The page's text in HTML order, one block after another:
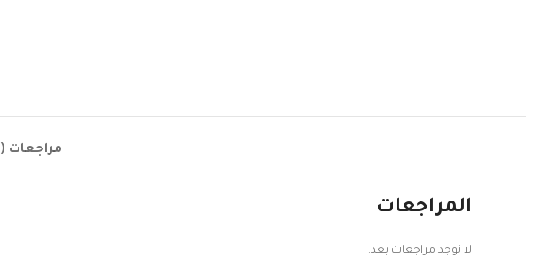
مراجعات (0)
المراجعات
لا توجد مراجعات بعد.